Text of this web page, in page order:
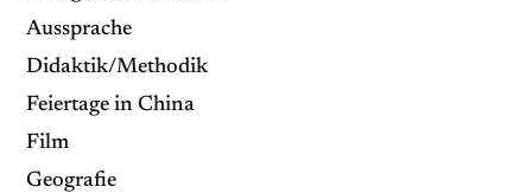
Aussprache
Didaktik/Methodik
Feiertage in China
Film
Geografie